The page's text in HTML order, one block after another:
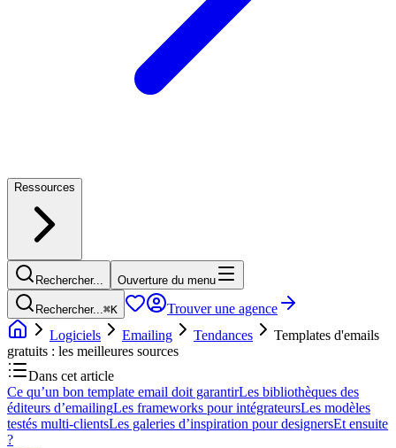
Ressources
Rechercher... Ouverture du menu
Rechercher...⌘K
Trouver une agence
Logiciels
Emailing Tendances
Templates d'emails
gratuits : les meilleures sources
Dans cet article
Ce qu’un bon template email doit garantirLes bibliothèques des
éditeurs d’emailingLes frameworks pour intégrateursLes modèles
testés multi-clientsLes galeries d’inspiration pour designersEt ensuite
?